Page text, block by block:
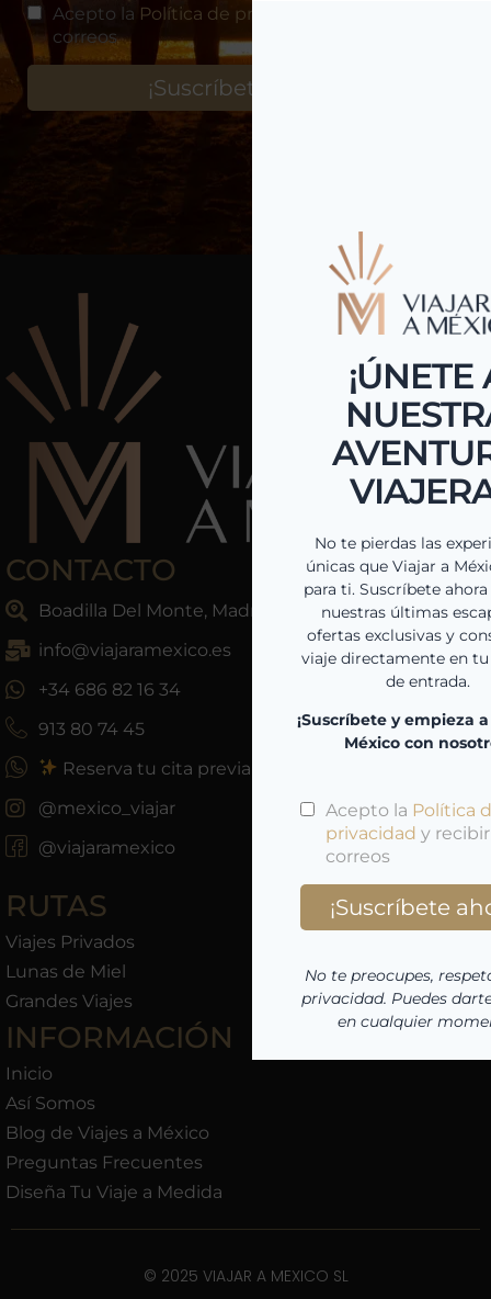
CONTACTO
Boadilla Del Monte, Madrid, España
info@viajaramexico.es
+34 686 82 16 34
913 80 74 45
Reserva tu cita previa
@mexico_viajar
@viajaramexico
RUTAS
Viajes Privados
Lunas de Miel
Grandes Viajes
INFORMACIÓN
Inicio
Así Somos
Blog de Viajes a México
Preguntas Frecuentes
Diseña Tu Viaje a Medida
© 2025 VIAJAR A MEXICO SL